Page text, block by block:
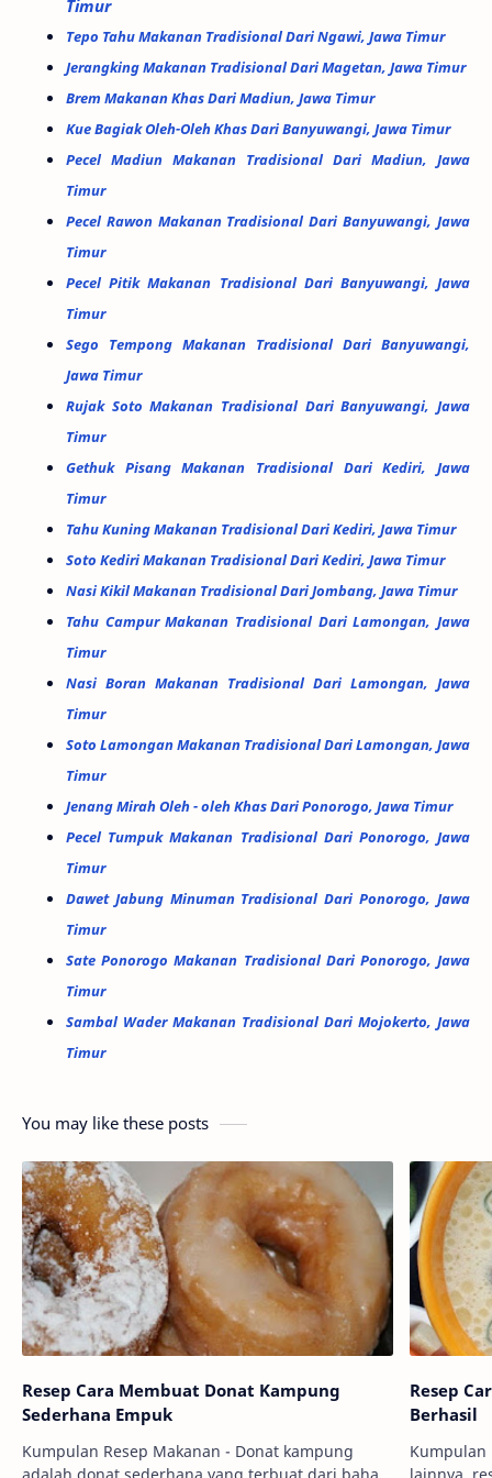
Timur
Tepo Tahu Makanan Tradisional Dari Ngawi, Jawa Timur
Jerangking Makanan Tradisional Dari Magetan, Jawa Timur
Brem Makanan Khas Dari Madiun, Jawa Timur
Kue Bagiak Oleh-Oleh Khas Dari Banyuwangi, Jawa Timur
Pecel Madiun Makanan Tradisional Dari Madiun, Jawa
Timur
Pecel Rawon Makanan Tradisional Dari Banyuwangi, Jawa
Timur
Pecel Pitik Makanan Tradisional Dari Banyuwangi, Jawa
Timur
Sego Tempong Makanan Tradisional Dari Banyuwangi,
Jawa Timur
Rujak Soto Makanan Tradisional Dari Banyuwangi, Jawa
Timur
Gethuk Pisang Makanan Tradisional Dari Kediri, Jawa
Timur
Tahu Kuning Makanan Tradisional Dari Kediri, Jawa Timur
Soto Kediri Makanan Tradisional Dari Kediri, Jawa Timur
Nasi Kikil Makanan Tradisional Dari Jombang, Jawa Timur
Tahu Campur Makanan Tradisional Dari Lamongan, Jawa
Timur
Nasi Boran Makanan Tradisional Dari Lamongan, Jawa
Timur
Soto Lamongan Makanan Tradisional Dari Lamongan, Jawa
Timur
Jenang Mirah Oleh - oleh Khas Dari Ponorogo, Jawa Timur
Pecel Tumpuk Makanan Tradisional Dari Ponorogo, Jawa
Timur
Dawet Jabung Minuman Tradisional Dari Ponorogo, Jawa
Timur
Sate Ponorogo Makanan Tradisional Dari Ponorogo, Jawa
Timur
Sambal Wader Makanan Tradisional Dari Mojokerto, Jawa
Timur
You may like these posts
Resep Cara Membuat Donat Kampung
Sederhana Empuk
Kumpulan Resep Makanan - Donat kampung
Resep
Berhasil
Kumpulan